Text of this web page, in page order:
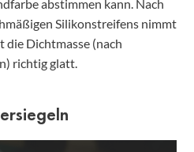
abstimmen kann. Nach
Silikonstreifens nimmt
die Dichtmasse (nach
richtig glatt.